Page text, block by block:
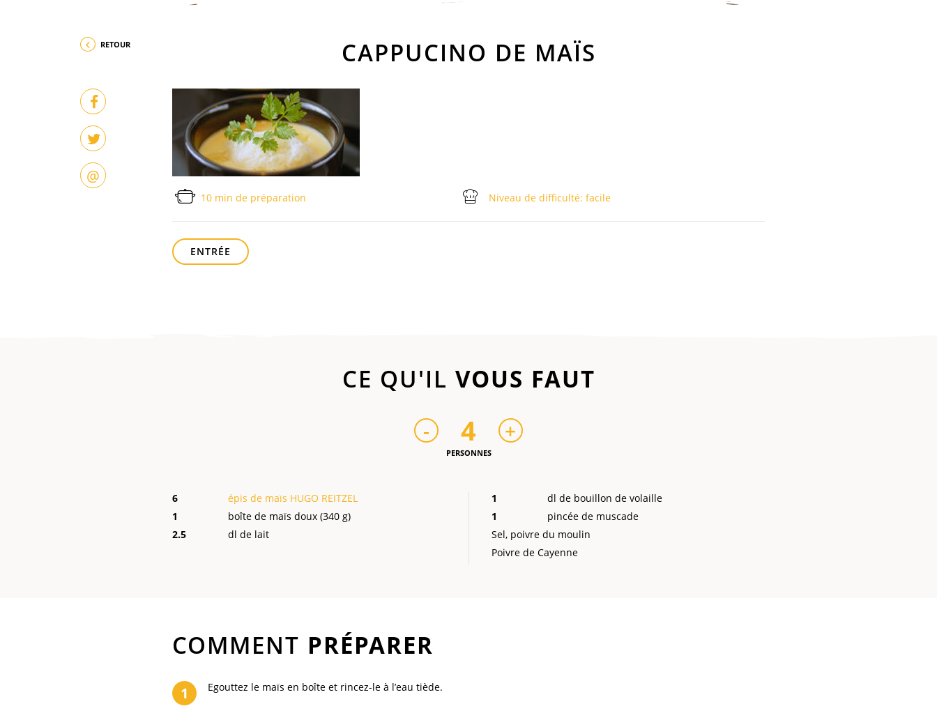
RETOUR CAPPUCINO DE MAÏS
@
10 min de préparation Niveau de difficulté: facile
ENTRÉE
CE QU'IL VOUS FAUT
- 4 +
PERSONNES
6
épis de maïs HUGO REITZEL
1
boîte de maïs doux (340 g)
2.5 dl de lait
1
dl de bouillon de volaille
1
pincée de muscade
Sel, poivre du moulin
Poivre de Cayenne
COMMENT PRÉPARER
1 Egouttez le maïs en boîte et rincez-le à l’eau tiède.